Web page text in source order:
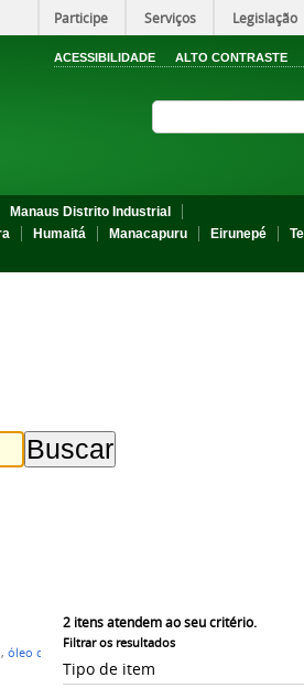
Participe Serviços Legislação
ACESSIBILIDADE ALTO CONTRASTE
Manaus Distrito Industrial
Humaitá Manacapuru Eirunepé
2itens atendem ao seu critério.
Filtrar os resultados
Tipo de item
, óleo de